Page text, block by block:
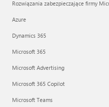
Rozwiązania zabezpieczające firmy
Azure
Dynamics 365
Microsoft 365
Microsoft Advertising
Microsoft 365 Copilot
Microsoft Teams